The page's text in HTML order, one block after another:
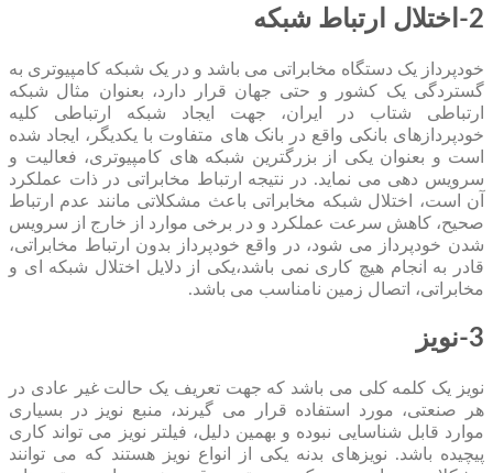
2-اختلال ارتباط شبکه
خودپرداز یک دستگاه مخابراتی می باشد و در یک شبکه کامپیوتری به
گستردگی یک کشور و حتی جهان قرار دارد، بعنوان مثال شبکه
ارتباطی شتاب در ایران، جهت ایجاد شبکه ارتباطی کلیه
خودپردازهای بانکی واقع در بانک های متفاوت با یکدیگر، ایجاد شده
است و بعنوان یکی از بزرگترین شبکه های کامپیوتری، فعالیت و
سرویس دهی می نماید. در نتیجه ارتباط مخابراتی در ذات عملکرد
آن است، اختلال شبکه مخابراتی باعث مشکلاتی مانند عدم ارتباط
صحیح، کاهش سرعت عملکرد و در برخی موارد از خارج از سرویس
شدن خودپرداز می شود، در واقع خودپرداز بدون ارتباط مخابراتی،
قادر به انجام هیچ کاری نمی باشد،یکی از دلایل اختلال شبکه ای و
مخابراتی، اتصال زمین نامناسب می باشد.
3-نویز
نویز یک کلمه کلی می باشد که جهت تعریف یک حالت غیر عادی در
هر صنعتی، مورد استفاده قرار می گیرند، منبع نویز در بسیاری
موارد قابل شناسایی نبوده و بهمین دلیل، فیلتر نویز می تواند کاری
پیچیده باشد. نویزهای بدنه یکی از انواع نویز هستند که می توانند